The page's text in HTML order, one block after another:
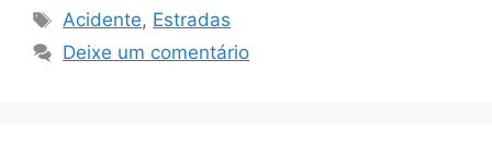
Tags
Acidente, Estradas
Deixe um comentário